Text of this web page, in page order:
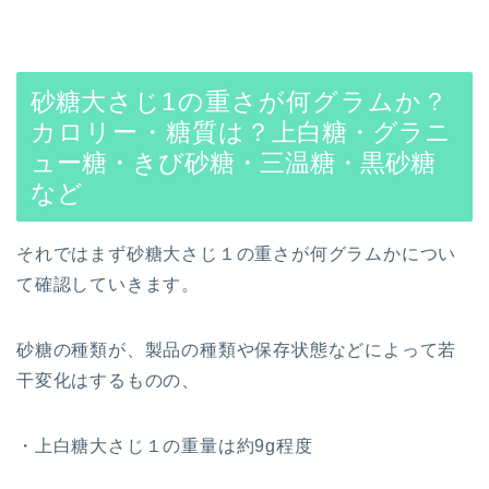
砂糖大さじ1の重さが何グラムか？
カロリー・糖質は？
上白糖・グラニ
ュー糖・きび砂糖・三温糖・黒砂糖
など
それではまず砂糖大さじ１の重さが何グラムかについ
て確認していきます。
砂糖の種類が、製品の種類や保存状態などによって若
干変化はするものの、
・上白糖大さじ１の重量は約9g程度